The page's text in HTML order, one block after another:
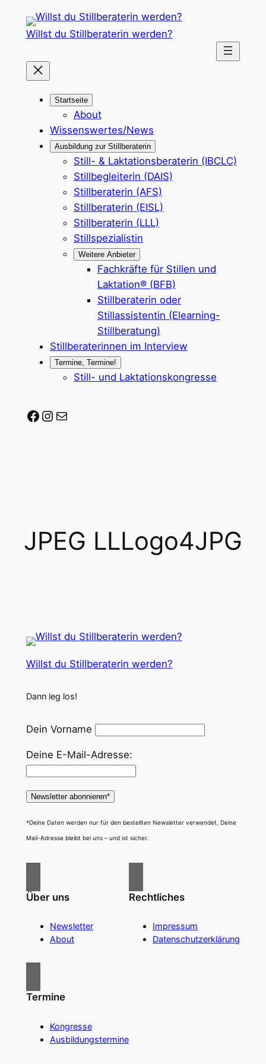
Inhalt
Willst du Stillberaterin werden?
Startseite
About
Wissenswertes/News
Ausbildung zur Stillberaterin
Still- & Laktationsberaterin (IBCLC)
Stillbegleiterin (DAIS)
Stillberaterin (AFS)
Stillberaterin (EISL)
Stillberaterin (LLL)
Stillspezialistin
Weitere Anbieter
Fachkräfte für Stillen und
Laktation® (BFB)
Stillberaterin oder
Stillassistentin (Elearning-
Stillberatung)
Stillberaterinnen im Interview
Termine, Termine!
Still- und Laktationskongresse
Stillberaterin-werden auf Facebook
Stillberaterin-werden auf Instagram
Mail-Adresse
JPEG LLLogo4JPG
Willst du Stillberaterin werden?
Dann leg los!
Dein Vorname
Deine E-Mail-Adresse:
*Deine Daten werden nur für den bestellten Newsletter verwendet, Deine
Mail-Adresse bleibt bei uns – und ist sicher.
Über uns
Newsletter
About
Rechtliches
Impressum
Datenschutzerklärung
Termine
Kongresse
Ausbildungstermine